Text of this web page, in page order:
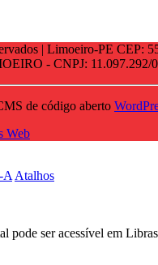
| Limoeiro-PE CEP:
- CNPJ: 11.097.292/
de código aberto
Web
-A Atalhos
pode ser acessível em